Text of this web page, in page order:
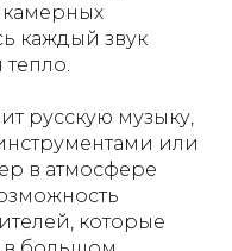
каждый звук
русскую музыку,
или
в атмосфере
которые